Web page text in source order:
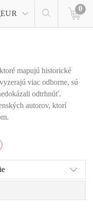
EUR
0
mapujú historické
viac odborne, sú
odtrhnúť.
autorov, ktorí